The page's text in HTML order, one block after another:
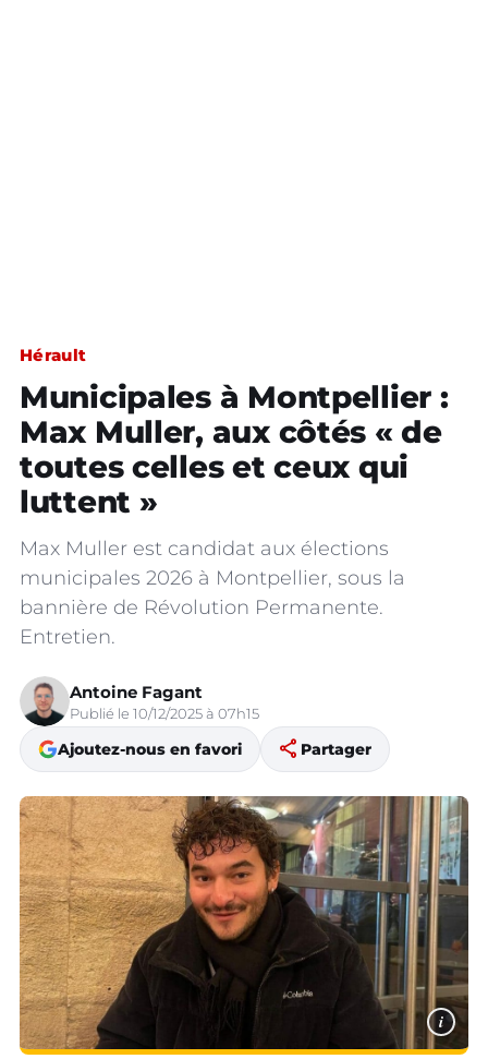
Hérault
Municipales à Montpellier :
Max Muller, aux côtés « de
toutes celles et ceux qui
luttent »
Max Muller est candidat aux élections
municipales 2026 à Montpellier, sous la
bannière de Révolution Permanente.
Entretien.
Antoine Fagant
Publié le 10/12/2025 à 07h15
Ajoutez-nous en favori share Partager
i